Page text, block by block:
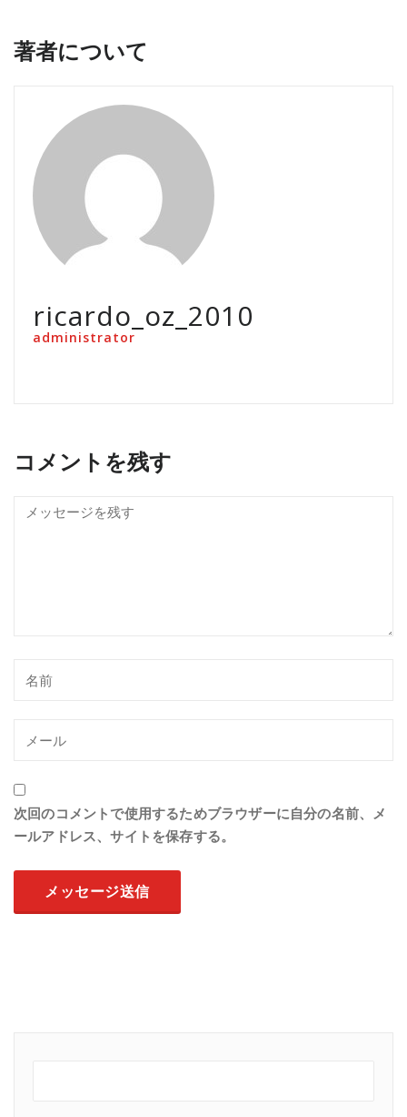
著者について
ricardo_oz_2010
administrator
コメントを残す
次回のコメントで使用するためブラウザーに自分の名前、メ
ールアドレス、サイトを保存する。